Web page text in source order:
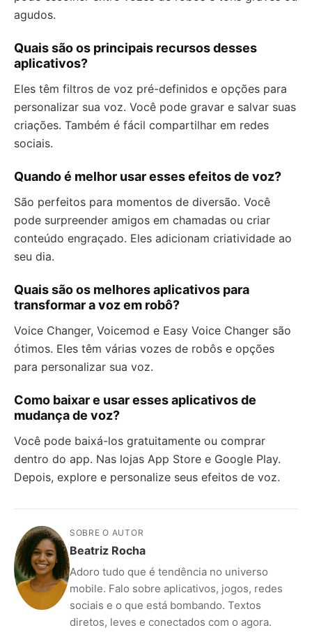
agudos.
Quais são os principais recursos desses
aplicativos?
Eles têm filtros de voz pré-definidos e opções para
personalizar sua voz. Você pode gravar e salvar suas
criações. Também é fácil compartilhar em redes
sociais.
Quando é melhor usar esses efeitos de voz?
São perfeitos para momentos de diversão. Você
pode surpreender amigos em chamadas ou criar
conteúdo engraçado. Eles adicionam criatividade ao
seu dia.
Quais são os melhores aplicativos para
transformar a voz em robô?
Voice Changer, Voicemod e Easy Voice Changer são
ótimos. Eles têm várias vozes de robôs e opções
para personalizar sua voz.
Como baixar e usar esses aplicativos de
mudança de voz?
Você pode baixá-los gratuitamente ou comprar
dentro do app. Nas lojas App Store e Google Play.
Depois, explore e personalize seus efeitos de voz.
SOBRE O AUTOR
Beatriz Rocha
Adoro tudo que é tendência no universo
mobile. Falo sobre aplicativos, jogos, redes
sociais e o que está bombando. Textos
diretos, leves e conectados com o agora.